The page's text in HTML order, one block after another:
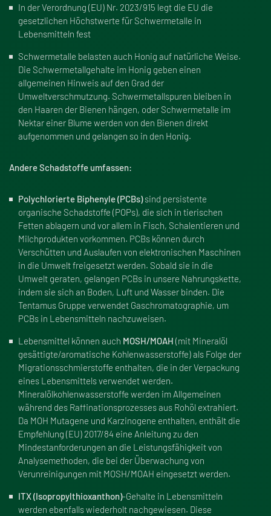
In der Verordnung (EU) Nr. 2023/915 legt die EU die
gesetzlichen Höchstwerte für Schwermetalle in
Lebensmitteln fest
Schwermetalle belasten auch Honig auf natürliche Weise.
Die Schwermetallgehalte im Honig geben einen
allgemeinen Hinweis auf den Grad der
Umweltverschmutzung. Schwermetallspuren bleiben in
den Haaren der Bienen hängen, oder Schwermetalle im
Nektar einer Blume werden von den Bienen direkt
aufgenommen und gelangen so in den Honig.
Andere Schadstoffe umfassen:
Polychlorierte Biphenyle (PCBs)sind persistente
organische Schadstoffe (POPs), die sich in tierischen
Fetten ablagern und vor allem in Fisch, Schalentieren und
Milchprodukten vorkommen. PCBs können durch
Verschütten und Auslaufen von elektronischen Maschinen
in die Umwelt freigesetzt werden. Sobald sie in die
Umwelt geraten, gelangen PCBs in unsere Nahrungskette,
indem sie sich an Boden, Luft und Wasser binden. Die
Tentamus Gruppe verwendet Gaschromatographie, um
PCBs in Lebensmitteln nachzuweisen.
Lebensmittel können auch MOSH/MOAH (mit Mineralöl
gesättigte/aromatische Kohlenwasserstoffe) als Folge der
Migrationsschmierstoffe enthalten, die in der Verpackung
eines Lebensmittels verwendet werden.
Mineralölkohlenwasserstoffe werden im Allgemeinen
während des Raffinationsprozesses aus Rohöl extrahiert.
Da MOH Mutagene und Karzinogene enthalten, enthält die
Empfehlung (EU) 2017/84 eine Anleitung zu den
Mindestanforderungen an die Leistungsfähigkeit von
Analysemethoden, die bei der Überwachung von
Verunreinigungen mit MOSH/MOAH eingesetzt werden.
ITX (Isopropylthioxanthon)-Gehalte in Lebensmitteln
werden ebenfalls wiederholt nachgewiesen. Diese